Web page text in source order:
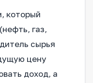
который
газ,
сырья
цену
доход, а